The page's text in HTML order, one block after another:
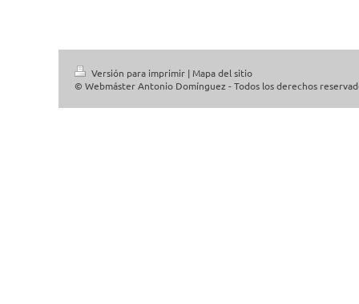
Versión para imprimir | Mapa del sitio
© Webmáster Antonio Domínguez - Todos los derechos